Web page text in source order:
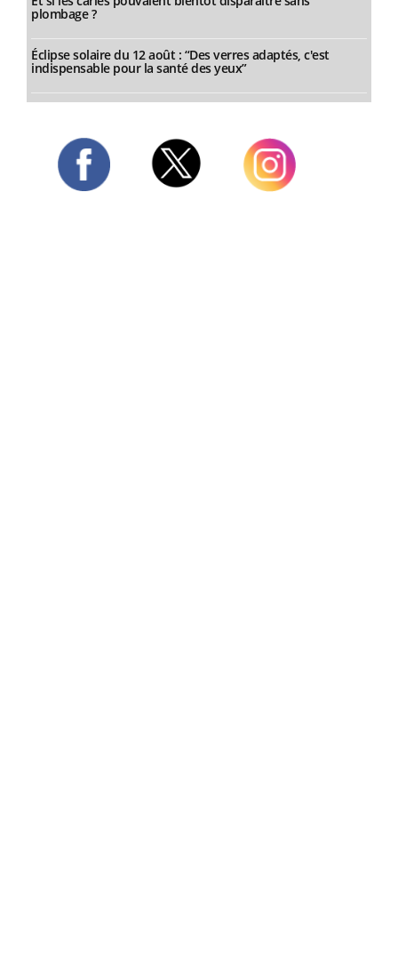
plombage ?
Éclipse solaire du 12 août : “Des verres adaptés, c'est
indispensable pour la santé des yeux”